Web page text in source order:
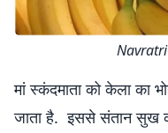
मां स्कंदमाता को केला का
जाता है. इससे संतान सुख